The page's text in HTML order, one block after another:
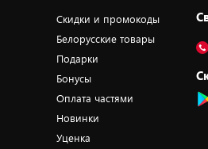
Скидки и промокоды
Белорусские товары
Подарки
Бонусы
Оплата частями
Новинки
Уценка